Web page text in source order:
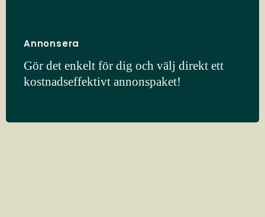
Annonsera
Gör det enkelt för dig och välj direkt ett
kostnadseffektivt annonspaket!